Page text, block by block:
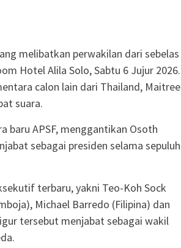
melibatkan perwakilan dari sebelas
Hotel Alila Solo, Sabtu 6 Jujur 2026.
calon lain dari Thailand, Maitree
suara.
baru APSF, menggantikan Osoth
sebagai presiden selama sepuluh
terbaru, yakni Teo-Koh Sock
Michael Barredo (Filipina) dan
tersebut menjabat sebagai wakil